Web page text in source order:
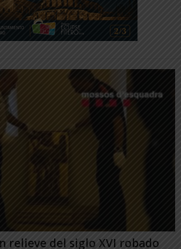
relieve del siglo XVI robado